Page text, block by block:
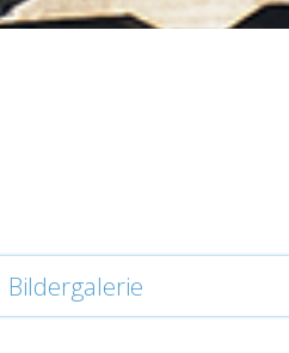
Bildergalerie